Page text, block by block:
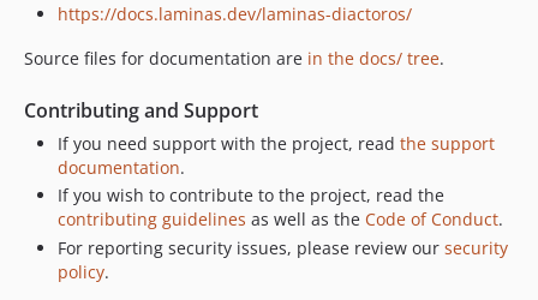
https://docs.laminas.dev/laminas-diactoros/
Source files for documentation are in the docs/ tree.
Contributing and Support
If you need support with the project, read the support
documentation.
If you wish to contribute to the project, read the
contributing guidelines as well as the Code of Conduct.
For reporting security issues, please review our security
policy.